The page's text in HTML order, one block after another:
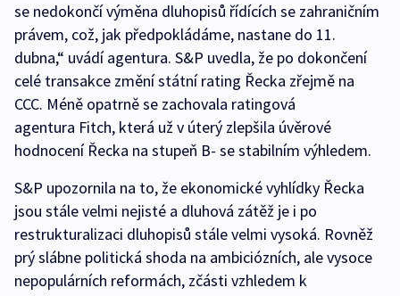
se nedokončí výměna dluhopisů řídících se zahraničním
právem, což, jak předpokládáme, nastane do 11.
dubna,“ uvádí agentura. S&P uvedla, že po dokončení
celé transakce změní státní rating Řecka zřejmě na
CCC. Méně opatrně se zachovala ratingová
agentura Fitch, která už v úterý zlepšila úvěrové
hodnocení Řecka na stupeň B- se stabilním výhledem.
S&P upozornila na to, že ekonomické vyhlídky Řecka
jsou stále velmi nejisté a dluhová zátěž je i po
restrukturalizaci dluhopisů stále velmi vysoká. Rovněž
prý slábne politická shoda na ambiciózních, ale vysoce
nepopulárních reformách, zčásti vzhledem k